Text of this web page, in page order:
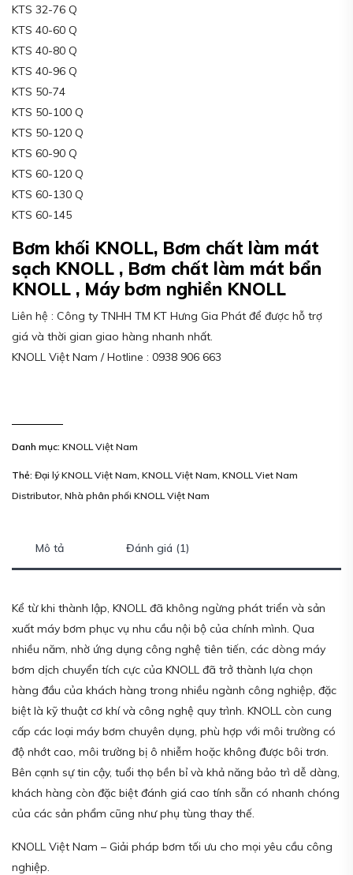
KTS 32-76 Q
KTS 40-60 Q
KTS 40-80 Q
KTS 40-96 Q
KTS 50-74
KTS 50-100 Q
KTS 50-120 Q
KTS 60-90 Q
KTS 60-120 Q
KTS 60-130 Q
KTS 60-145
Bơm khối KNOLL, Bơm chất làm mát
sạch KNOLL , Bơm chất làm mát bẩn
KNOLL , Máy bơm nghiền KNOLL
Liên hệ : Công ty TNHH TM KT Hưng Gia Phát để được hỗ trợ
giá và thời gian giao hàng nhanh nhất.
KNOLL Việt Nam / Hotline : 0938 906 663
Danh mục: KNOLL Việt Nam
Thẻ: Đại lý KNOLL Việt Nam KNOLL Việt Nam KNOLL Viet Nam
Distributor, Nhà phân phối KNOLL Việt Nam
Mô tả Đánh giá (1)
Kể từ khi thành lập, KNOLL đã không ngừng phát triển và sản
xuất máy bơm phục vụ nhu cầu nội bộ của chính mình. Qua
nhiều năm, nhờ ứng dụng công nghệ tiên tiến, các dòng máy
bơm dịch chuyển tích cực của KNOLL đã trở thành lựa chọn
hàng đầu của khách hàng trong nhiều ngành công nghiệp, đặc
biệt là kỹ thuật cơ khí và công nghệ quy trình. KNOLL còn cung
cấp các loại máy bơm chuyên dụng, phù hợp với môi trường có
độ nhớt cao, môi trường bị ô nhiễm hoặc không được bôi trơn.
Bên cạnh sự tin cậy, tuổi thọ bền bỉ và khả năng bảo trì dễ dàng,
khách hàng còn đặc biệt đánh giá cao tính sẵn có nhanh chóng
của các sản phẩm cũng như phụ tùng thay thế.
KNOLL Việt Nam – Giải pháp bơm tối ưu cho mọi yêu cầu công
nghiệp.